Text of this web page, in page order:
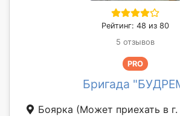
Рейтинг: 48 из 80
5 отзывов
PRO
Бригада
Боярка (Может приехать в